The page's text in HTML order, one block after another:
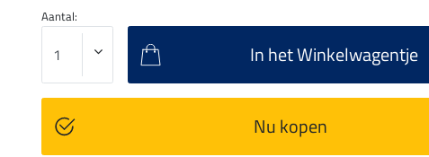
Aantal:
In het Winkelwagentje
Nu kopen